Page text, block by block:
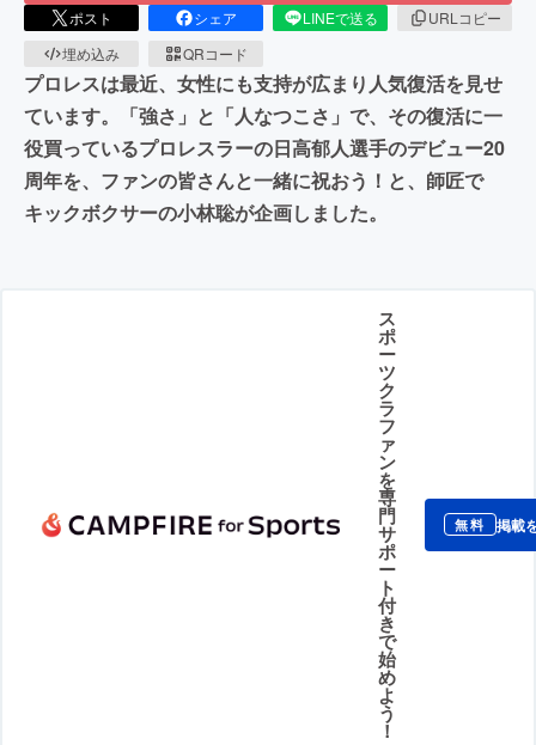
ポスト シェア LINEで送る
URLコピー
埋め込み
QRコード
プロレスは最近、女性にも支持が広まり人気復活を見せ
ています。「強さ」と「人なつこさ」で、その復活に一
役買っているプロレスラーの日高郁人選手のデビュー20
周年を、ファンの皆さんと一緒に祝おう！と、師匠で
キックボクサーの小林聡が企画しました。
ス
ポ
ー
ツ
ク
ラ
フ
ァ
ン
を
専
門
サ
ポ
ー
ト
付
き
で
始
め
よ
う
！
無料 掲載